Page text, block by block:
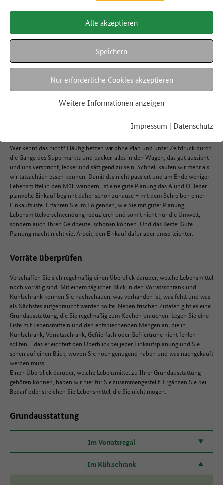
Alle akzeptieren
Speichern
Nur erforderliche Cookies akzeptieren
Weitere Informationen anzeigen
Impressum | Datenschutz
Gut planen
bereits bei der Einkaufsplanung. Denn: Wer unüberlegt oder zu viel kauft,
wirft möglicherweise am Ende auch viele Lebensmittel weg. Eine gute und
bedarfsgerechte Planung sowie ein regelmäßiger Blick in den
Vorratsschrank machen nicht viel Arbeit – den Wocheneinkauf dafür aber
Wer kennt das nicht? Häufig hetzen wir ohne Plan und unter Zeitdruck durch
die Gänge des Supermarkts und packen alles in den Wagen, das gut aussieht
und uns verspricht, lecker und sättigend zu sein. Schnell kaufen wir mehr als
wir tatsächlich essen können. Damit das nicht passiert und am Ende weniger
Lebensmittel in den Müll wandern, ist eine gute Planung das A und O. Jeder
planvolle Einkauf beginnt daher schon zuhause – mit dem Schreiben einer
Einkaufsliste. Erfahren Sie im Folgenden, wie Sie mit guter Planung
Lebensmittelverschwendung reduzieren und somit nicht nur die Umwelt,
sondern auch Ihren Geldbeutel schonen können. Und das Beste: Gute
Planung macht nicht viel Arbeit, den Einkauf dafür aber umso leichter.
Vorräte überprüfen
Verschaffen Sie sich regelmäßig einen Überblick darüber, welche Lebensmittel
noch vorrätig sind. Mit einem täglichen Blick in den Vorratsschrank und
Kühlschrank können Sie nachschauen, was vorhanden ist, was fehlt und was
als Nächstes aufgebraucht werden sollte. Neben frischen Zutaten gibt es eine
Grundausstattung, die Sie regelmäßig zum Kochen brauchen. Legen Sie eine
Liste mit Lebensmitteln und den entsprechenden Mengen an, die in
Kühlschrank, Vorratsschrank, Gefrierfach oder Gefriertruhe nicht fehlen
sollten – das erleichtert den Überblick bei jeder Einkaufsplanung und Sie
sehen auf einen Blick, wovon Sie noch genügend haben und was nachgekauft
werden muss.
Einen Überblick darüber, welche Lebensmittel zu Ihrer Grundausstattung
gehören können, haben wir hier für Sie zusammengestellt. Ergänzen Sie bei
Bedarf oder streichen Sie Lebensmittel, die Sie nicht mögen.
Grundausstattung
Im Vorratsregal
Im Kühlschrank